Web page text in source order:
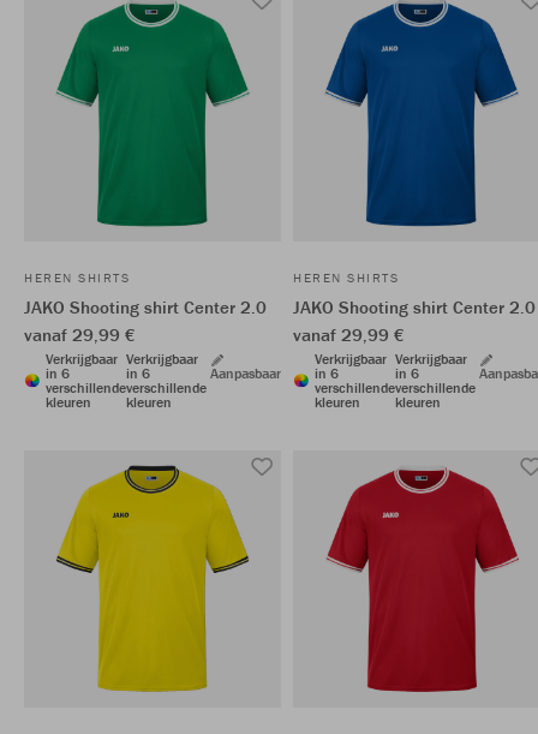
HEREN SHIRTS
JAKO Shooting shirt Center 2.0
vanaf 29,99 €
Verkrijgbaar
in 6
verschillende
kleuren
Verkrijgbaar
in 6
verschillende
kleuren
Aanpasbaar
HEREN SHIRTS
JAKO Shooting shirt Center 2.0
vanaf 29,99 €
Verkrijgbaar
in 6
verschillende
kleuren
Verkrijgbaar
in 6
verschillende
kleuren